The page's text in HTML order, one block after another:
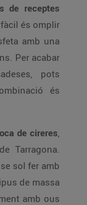
de receptes
és omplir
amb una
Per acabar
pots
és
de cireres,
Tarragona.
sol fer amb
de massa
amb ous